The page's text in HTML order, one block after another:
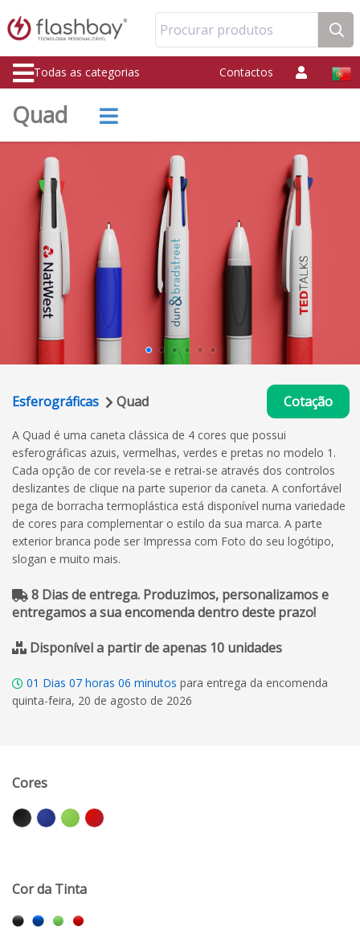
Procurar produtos
Todas as categorias Contactos
Quad
Esferográficas Quad Cotação
A Quad é uma caneta clássica de 4 cores que possui
esferográficas azuis, vermelhas, verdes e pretas no modelo 1.
Cada opção de cor revela-se e retrai-se através dos controlos
deslizantes de clique na parte superior da caneta. A confortável
pega de borracha termoplástica está disponível numa variedade
de cores para complementar o estilo da sua marca. A parte
exterior branca pode ser Impressa com Foto do seu logótipo,
slogan e muito mais.
8 Dias de entrega. Produzimos, personalizamos e
entregamos a sua encomenda dentro deste prazo!
Disponível a partir de apenas 10 unidades
01 Dias 07 horas 06 minutos para entrega da encomenda
quinta-feira, 20 de agosto de 2026
Cores
Cor da Tinta